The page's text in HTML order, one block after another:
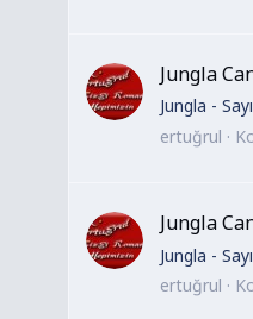
Jungla
Jungla -
ertuğrul
Jungla
Jungla -
ertuğrul